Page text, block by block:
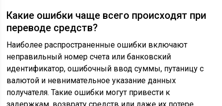
Какие ошибки чаще всего происходят при
переводе средств?
Наиболее распространенные ошибки включают
неправильный номер счета или банковский
идентификатор, ошибочный ввод суммы, путаницу с
валютой и невнимательное указание данных
получателя. Такие ошибки могут привести к
задержкам, возврату средств или даже их потере.